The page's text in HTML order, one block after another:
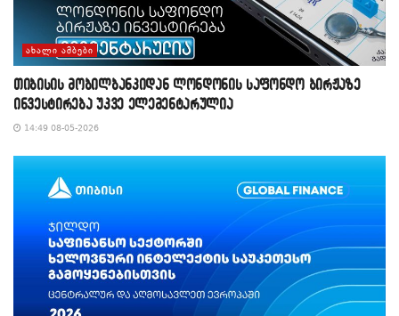
ᲐᲮᲐᲚᲘ ᲐᲛᲑᲔᲑᲘ
თიბისის მობილბანკიდან ლონდონის საფონდო ბირჟაზე
ინვესტირება უკვე ელემენტარულია
14:49 08-05-2026